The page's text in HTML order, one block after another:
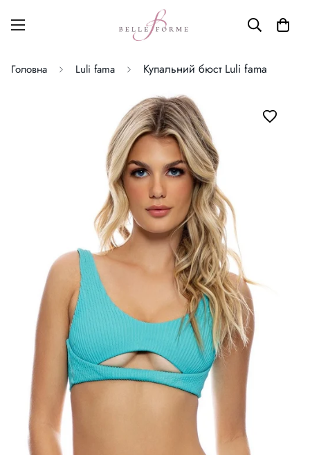
Головна Luli fama Купальний бюст Luli fama